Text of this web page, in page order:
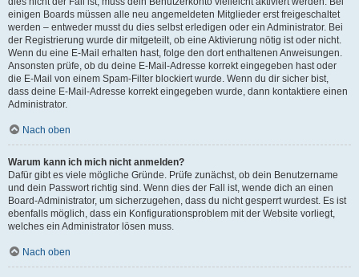
einigen Boards müssen alle neu angemeldeten Mitglieder erst freigeschaltet
werden – entweder musst du dies selbst erledigen oder ein Administrator. Bei
der Registrierung wurde dir mitgeteilt, ob eine Aktivierung nötig ist oder nicht.
Wenn du eine E-Mail erhalten hast, folge den dort enthaltenen Anweisungen.
Ansonsten prüfe, ob du deine E-Mail-Adresse korrekt eingegeben hast oder
die E-Mail von einem Spam-Filter blockiert wurde. Wenn du dir sicher bist,
dass deine E-Mail-Adresse korrekt eingegeben wurde, dann kontaktiere einen
Administrator.
Nach oben
Warum kann ich mich nicht anmelden?
Dafür gibt es viele mögliche Gründe. Prüfe zunächst, ob dein Benutzername
und dein Passwort richtig sind. Wenn dies der Fall ist, wende dich an einen
Board-Administrator, um sicherzugehen, dass du nicht gesperrt wurdest. Es ist
ebenfalls möglich, dass ein Konfigurationsproblem mit der Website vorliegt,
welches ein Administrator lösen muss.
Nach oben